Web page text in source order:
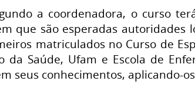
a coordenadora, o curso
que são esperadas autoridades
matriculados no Curso de
da Saúde, Ufam e Escola de
seus conhecimentos, aplicando-